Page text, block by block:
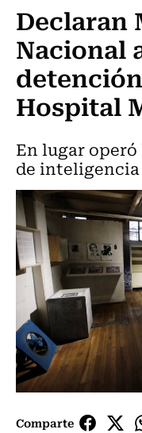
Declaran
Nacional
Hospital
En lugar
de
Comparte